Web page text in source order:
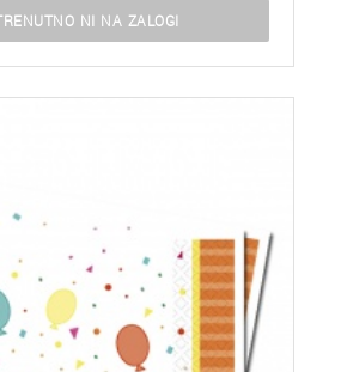
NI NA ZALOGI